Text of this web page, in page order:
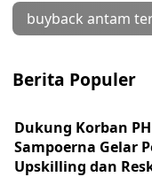
buyback antam
Berita Populer
Dukung Korban
Sampoerna Gelar
Upskilling dan